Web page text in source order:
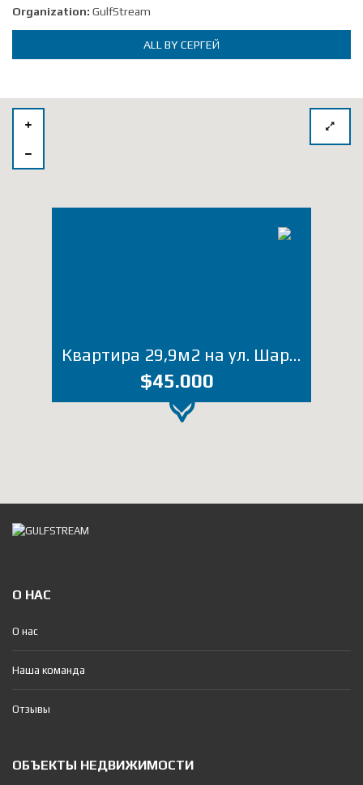
Organization: GulfStream
ALL BY СЕРГЕЙ
Квартира 29,9м2 на ул. Шартава, 18 (Лот 1853КП)
$45.000
О НАС
О нас
Наша команда
Отзывы
ОБЪЕКТЫ НЕДВИЖИМОСТИ